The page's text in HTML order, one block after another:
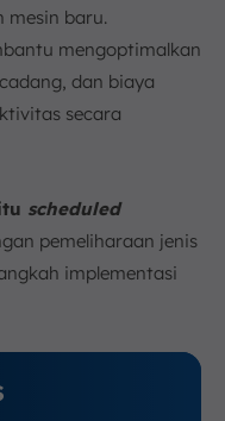
Path (SMCP)?
Critical
(Forward Pass)
(Backward
Prioritas Perbaikan
mesin baru.
mengoptimalkan
dan biaya
secara
scheduled
pemeliharaan jenis
implementasi